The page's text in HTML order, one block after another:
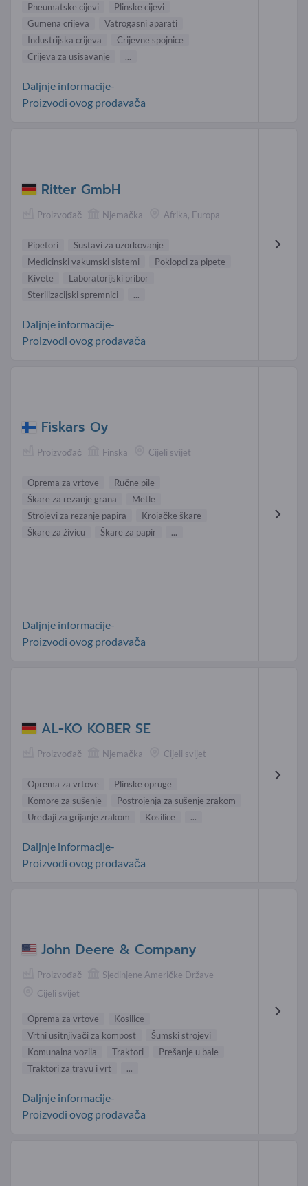
Pneumatske cijevi
Plinske cijevi
Gumena crijeva
Vatrogasni aparati
Industrijska crijeva
Crijevne spojnice
Crijeva za usisavanje
...
Daljnje informacije-
Proizvodi ovog prodavača
Ritter GmbH
Proizvođač Njemačka Afrika, Europa
Pipetori
Sustavi za uzorkovanje
Medicinski vakumski sistemi
Poklopci za pipete
Kivete
Laboratorijski pribor
Sterilizacijski spremnici
...
Daljnje informacije-
Proizvodi ovog prodavača
Fiskars Oy
Proizvođač Finska Cijeli svijet
Oprema za vrtove
Ručne pile
Škare za rezanje grana
Metle
Strojevi za rezanje papira
Krojačke škare
Škare za živicu
Škare za papir ...
Daljnje informacije-
Proizvodi ovog prodavača
AL-KO KOBER SE
Proizvođač Njemačka Cijeli svijet
Oprema za vrtove
Plinske opruge
Komore za sušenje
Postrojenja za sušenje zrakom
Uređaji za grijanje zrakom
Kosilice ...
Daljnje informacije-
Proizvodi ovog prodavača
John Deere & Company
Proizvođač
Sjedinjene Američke Države
Cijeli svijet
Oprema za vrtove
Kosilice
Vrtni usitnjivači za kompost
Šumski strojevi
Komunalna vozila
Traktori
Prešanje u bale
Traktori za travu i vrt
...
Daljnje informacije-
Proizvodi ovog prodavača